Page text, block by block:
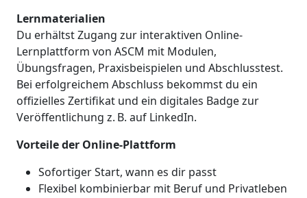
Lernmaterialien
Du erhältst Zugang zur interaktiven Online-
Lernplattform von ASCM mit Modulen,
Übungsfragen, Praxisbeispielen und Abschlusstest.
Bei erfolgreichem Abschluss bekommst du ein
offizielles Zertifikat und ein digitales Badge zur
Veröffentlichung z. B. auf LinkedIn.
Vorteile der Online-Plattform
Sofortiger Start, wann es dir passt
Flexibel kombinierbar mit Beruf und Privatleben